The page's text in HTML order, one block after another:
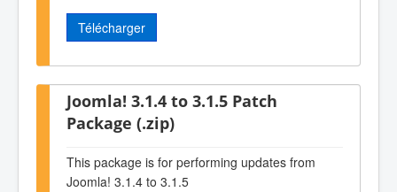
Télécharger
Joomla! 3.1.4 to 3.1.5 Patch
Package (.zip)
This package is for performing updates from
Joomla! 3.1.4 to 3.1.5